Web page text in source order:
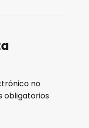
no
obligatorios